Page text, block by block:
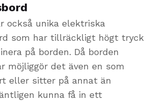
också unika elektriska
som har tillräckligt högt tryck
på borden. Då borden
möjliggör det även en som
eller sitter på annat än
kunna få in ett